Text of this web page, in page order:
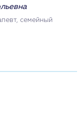
семейный